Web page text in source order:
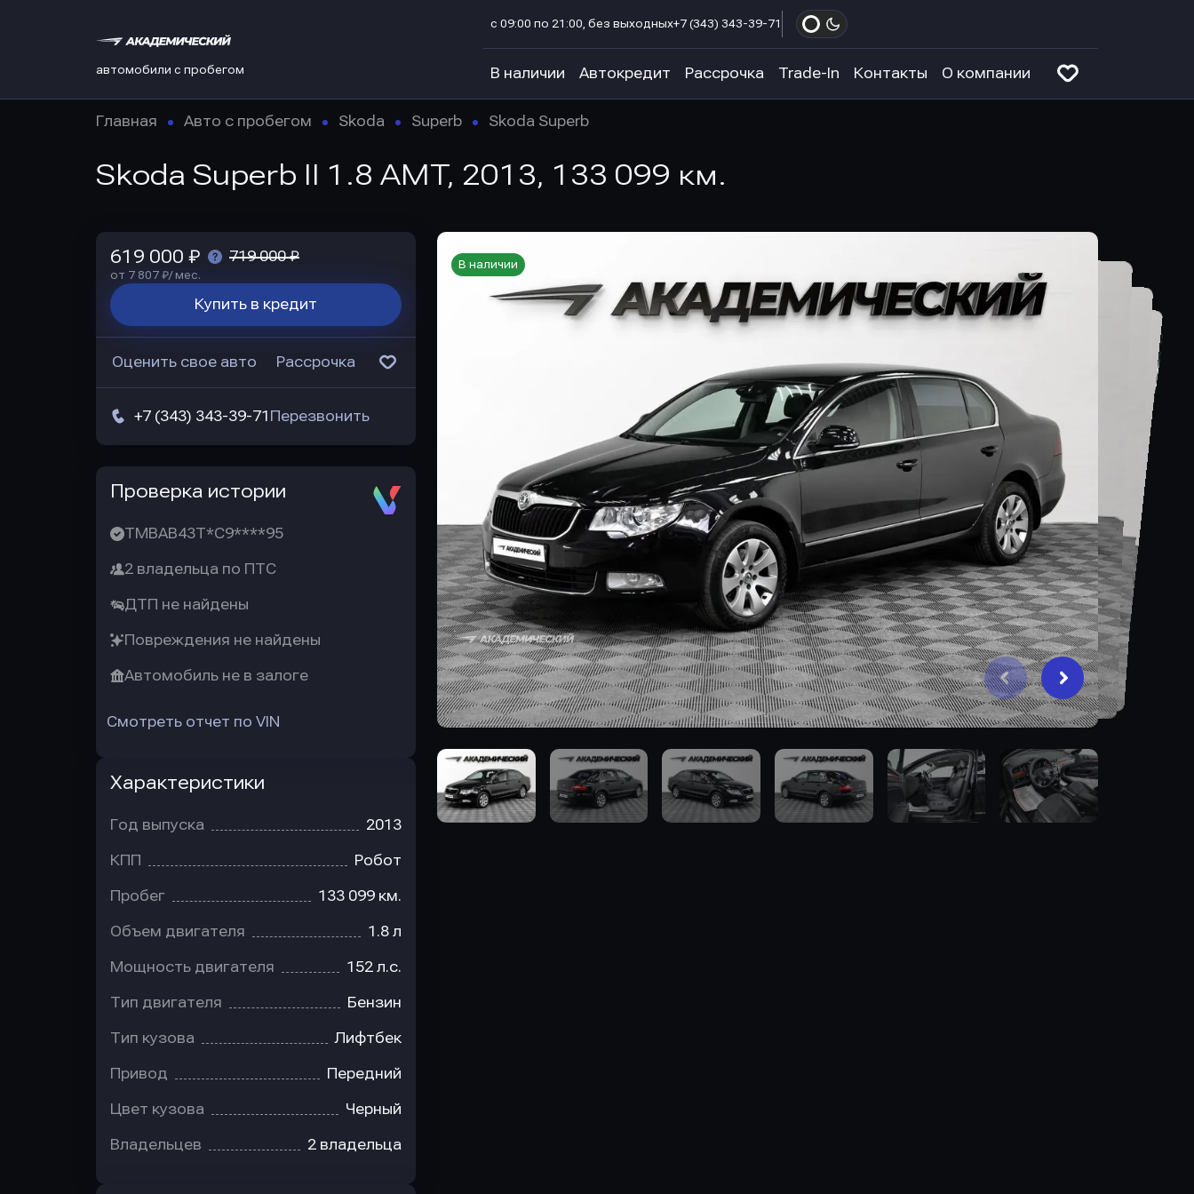
автомобили с пробегом
с 09:00 по 21:00, без выходных+7 (343) 343-39-71
В наличии Автокредит Рассрочка Trade-In Контакты О компании
Главная Авто с пробегом Skoda Superb Skoda Superb
Skoda Superb II 1.8 AMT, 2013, 133 099 км.
В наличии
619 000 ₽ 719 000 ₽
от 7 807 ₽/ мес.
Купить в кредит
Оценить свое авто Рассрочка
+7 (343) 343-39-71 Перезвонить
Проверка истории
TMBAB43T*C9****95
2 владельца по ПТС
ДТП не найдены
Повреждения не найдены
Автомобиль не в залоге
Смотреть отчет по VIN
Характеристики
Год выпуска 2013
КПП Робот
Пробег 133 099 км.
Объем двигателя 1.8 л
Мощность двигателя 152 л.с.
Тип двигателя Бензин
Тип кузова Лифтбек
Привод Передний
Цвет кузова Черный
Владельцев 2 владельца